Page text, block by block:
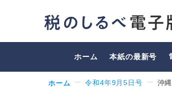
ホーム 本紙の最新号
ホーム 令和4年9月5日号 沖